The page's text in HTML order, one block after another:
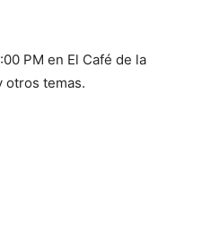
PM en El Café de la
otros temas.